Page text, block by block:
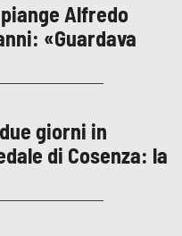
Alfredo
«Guardava
giorni in
di Cosenza: la